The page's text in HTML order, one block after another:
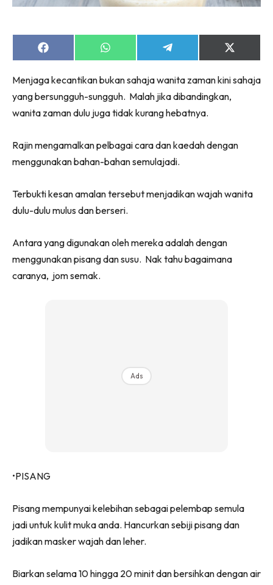
Share
on
Share
on
Share
on
Share
on
(Twitter)
Menjaga kecantikan bukan sahaja wanita zaman kini sahaja
yang bersungguh-sungguh. Malah jika dibandingkan,
wanita zaman dulu juga tidak kurang hebatnya.
Rajin mengamalkan pelbagai cara dan kaedah dengan
menggunakan bahan-bahan semulajadi.
Terbukti kesan amalan tersebut menjadikan wajah wanita
dulu-dulu mulus dan berseri.
Antara yang digunakan oleh mereka adalah dengan
menggunakan pisang dan susu. Nak tahu bagaimana
caranya, jom semak.
Ads
•PISANG
Pisang mempunyai kelebihan sebagai pelembap semula
jadi untuk kulit muka anda. Hancurkan sebiji pisang dan
jadikan masker wajah dan leher.
Biarkan selama 10 hingga 20 minit dan bersihkan dengan air